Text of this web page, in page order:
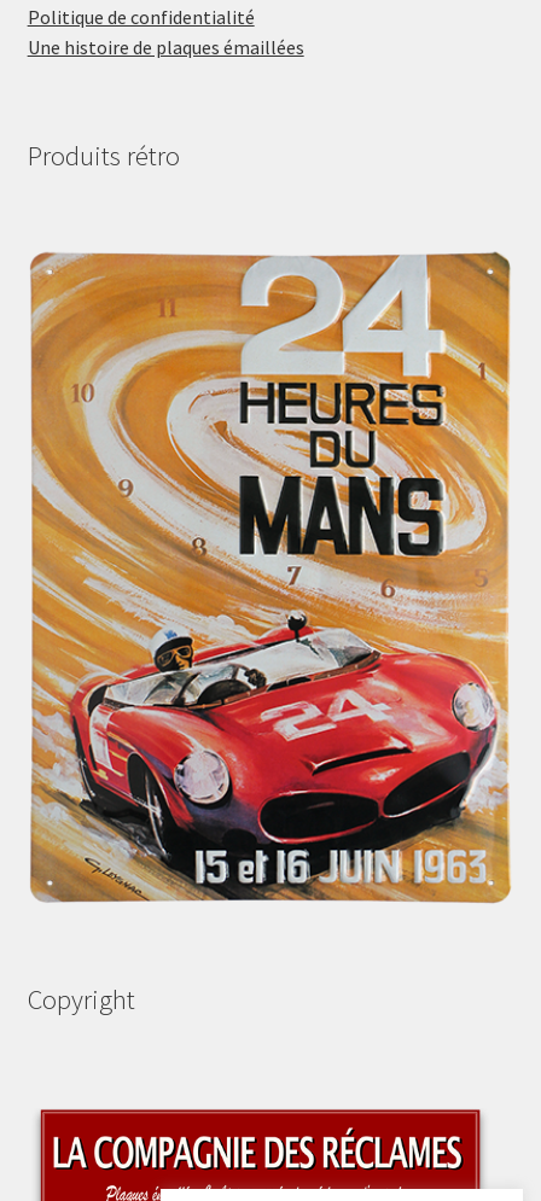
Politique de confidentialité
Une histoire de plaques émaillées
Produits rétro
Copyright